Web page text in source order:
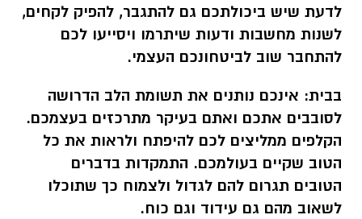
לדעת שיש ביכולתכם גם להתגבר, להפיק לקחים,
לשנות מחשבות ודעות שיתרמו ויסייעו לכם
להתחבר שוב לביטחונכם העצמי.
בבית: אינכם נותנים את תשומת הלב הדרושה
לסובבים אתכם ואתם בעיקר מתרכזים בעצמכם.
הקלפים ממליצים לכם להיפתח ולראות את כל
הטוב שקיים בעולמכם. התמקדות בדברים
הטובים תגרום להם לגדול ולצמוח כך שתוכלו
לשאוב מהם גם עידוד וגם כוח.